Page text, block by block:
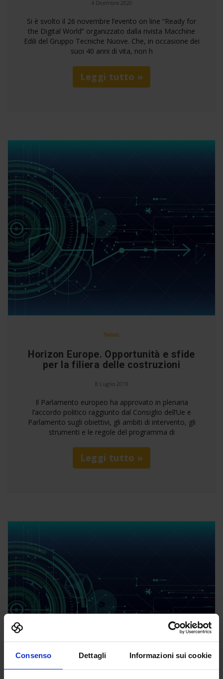
Consenso Dettagli Informazioni sui cookie
4 Dicembre 2020
Si è svolto il 26 novembre l’evento on line “Ready for
the Digital World” organizzato dalla rivista Macchine
Edili del Gruppo Tecniche Nuove. Che, in occasione dei
suoi 40 anni di vita, non h
Leggi tutto »
News
Horizon Europe. Opportunità e sfide
per la filiera delle costruzioni
8 Luglio 2019
Il Parlamento europeo ha approvato in plenaria
l’accordo politico raggiunto dal Consiglio dell’Ue e
Parlamento sugli obiettivi, gli ambiti di intervento, gli
strumenti e le regole del programma di
Leggi tutto »